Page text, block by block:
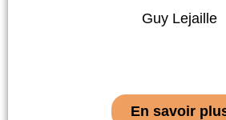
Guy Lejaille
En savoir